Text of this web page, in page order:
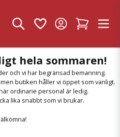
hela sommaren!
och vi har begränsad bemanning.
butiken håller vi öppet som vanligt.
ordinarie personal är ledig.
lika snabbt som vi brukar.